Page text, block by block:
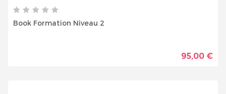
Book Formation Niveau 2
95,00 €